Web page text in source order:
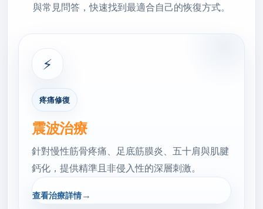
與常見問答，快速找到最適合自己的恢復方式。
⚡
疼痛修復
震波治療
針對慢性筋骨疼痛、足底筋膜炎、五十肩與肌腱
鈣化，提供精準且非侵入性的深層刺激。
查看治療詳情→